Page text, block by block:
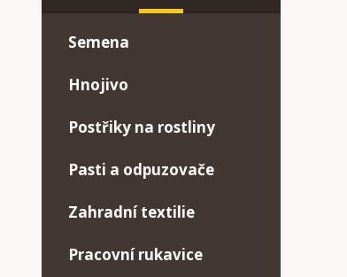
Semena
Hnojivo
Postřiky na rostliny
Pasti a odpuzovače
Zahradní textilie
Pracovní rukavice